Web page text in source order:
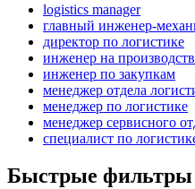
logistics manager
главный инженер-
директор по логистике
инженер на
инженер по закупкам
менеджер отдела
менеджер по логистике
менеджер сервисного
специалист по
Быстрые фильтры